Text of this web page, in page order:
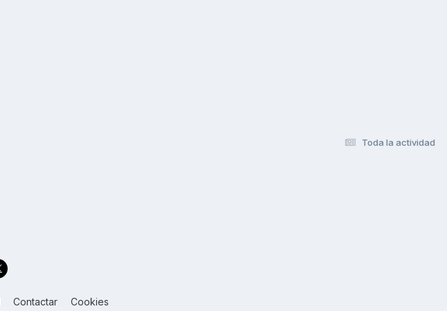
Toda la actividad
Contactar Cookies